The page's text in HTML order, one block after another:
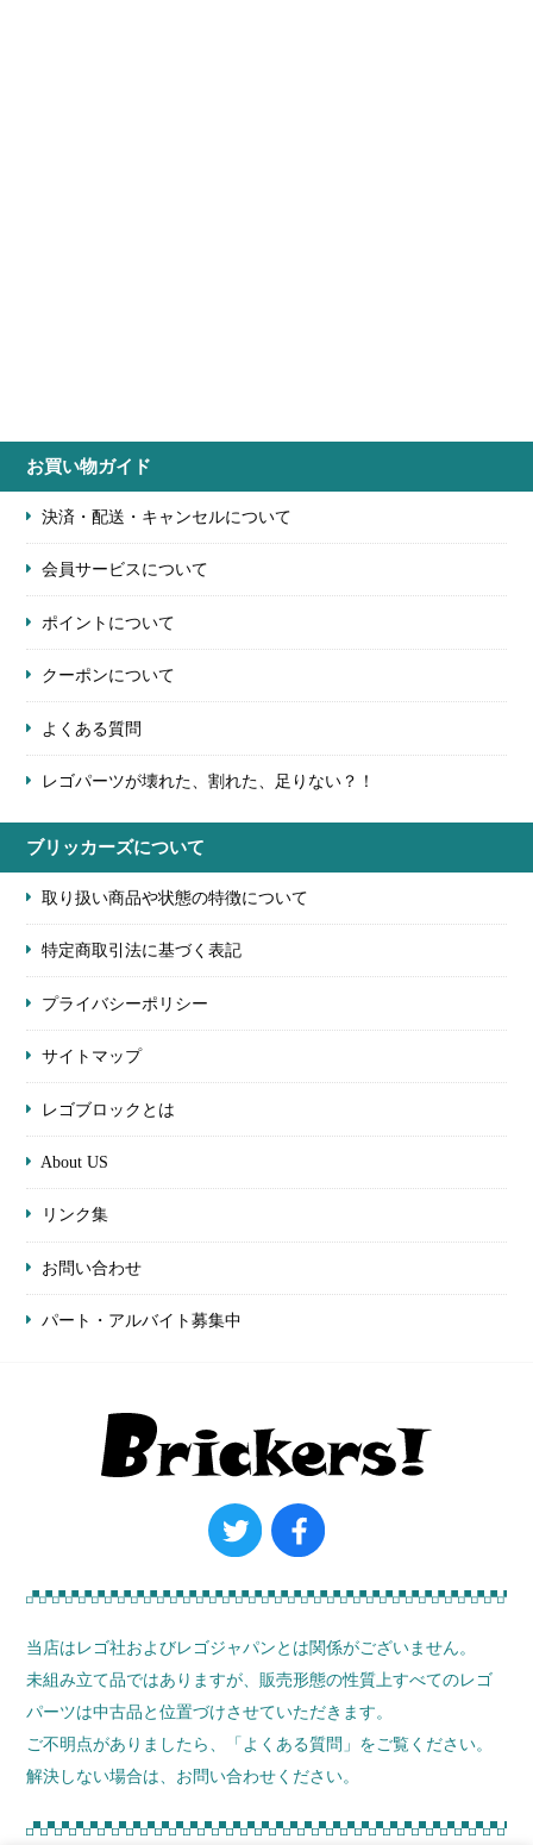
お買い物ガイド
決済・配送・キャンセルについて
会員サービスについて
ポイントについて
クーポンについて
よくある質問
レゴパーツが壊れた、割れた、足りない？！
ブリッカーズについて
取り扱い商品や状態の特徴について
特定商取引法に基づく表記
プライバシーポリシー
サイトマップ
レゴブロックとは
About US
リンク集
お問い合わせ
パート・アルバイト募集中
当店はレゴ社およびレゴジャパンとは関係がございません。
未組み立て品ではありますが、販売形態の性質上すべてのレゴ
パーツは中古品と位置づけさせていただきます。
ご不明点がありましたら、
「よくある質問」 をご覧ください。
解決しない場合は、お問い合わせください。